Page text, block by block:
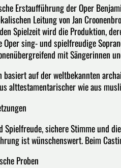
Erstaufführung der Oper
Leitung von Jan
Spielzeit wird die Produktion,
Oper sing- und spielfreudige
mit Sängerinnen
basiert auf der weltbekannten
alttestamentarischer wie aus
Spielfreude, sichere Stimme und
ist wünschenswert. Beim
Proben